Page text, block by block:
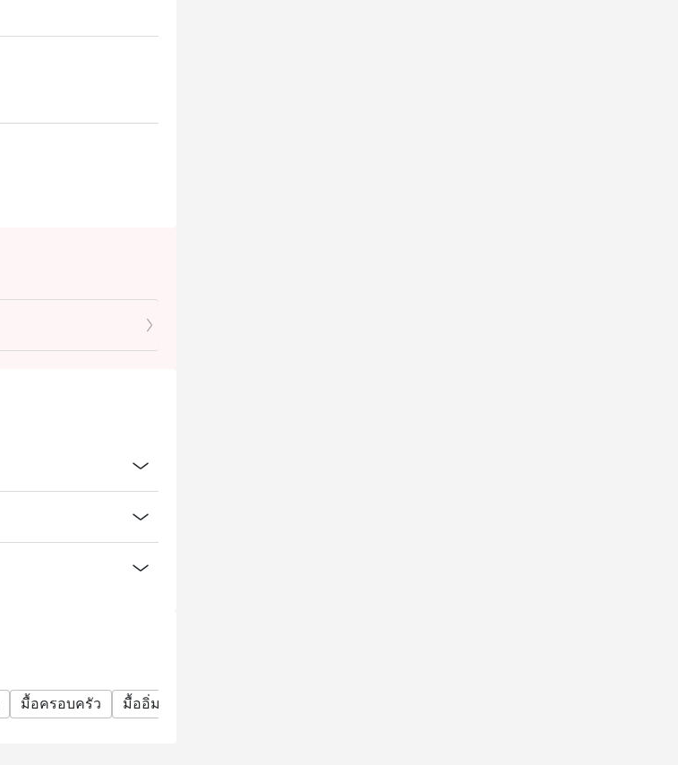
มื้อครอบครัว มื้ออิ่มจุใจ